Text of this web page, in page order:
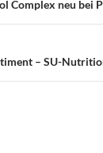
Complex neu bei
– SU-